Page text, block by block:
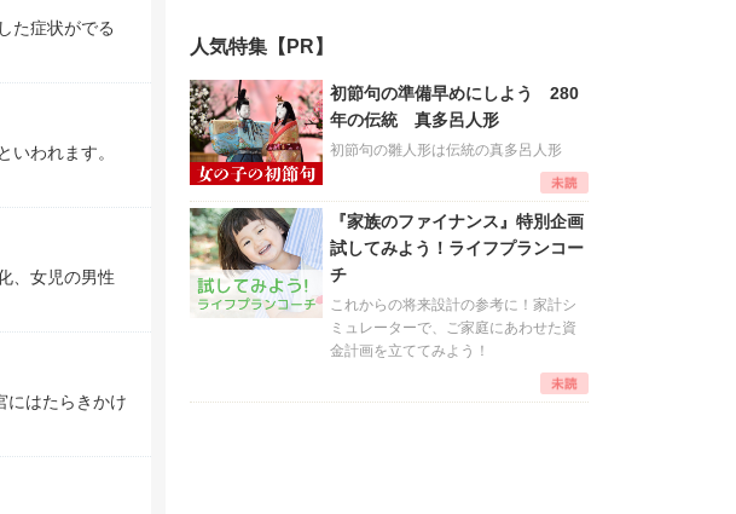
た症状がでる
われます。
、女児の男性
にはたらきかけ
人気特集【PR】
初節句の準備早めにしよう 280
年の伝統 真多呂人形
初節句の雛人形は伝統の真多呂人形
『家族のファイナンス』特別企画
試してみよう！ライフプランコー
チ
これからの将来設計の参考に！家計シ
ミュレーターで、ご家庭にあわせた資
金計画を立ててみよう！